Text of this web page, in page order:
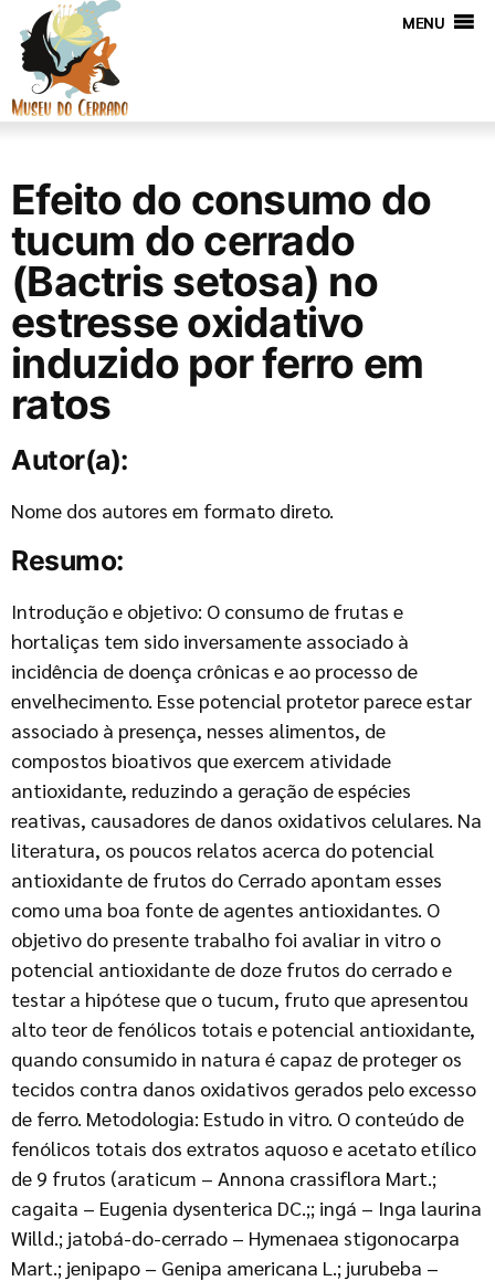
MENU
Efeito do consumo do
tucum do cerrado
(Bactris setosa) no
estresse oxidativo
induzido por ferro em
ratos
Autor(a):
Nome dos autores em formato direto.
Resumo:
Introdução e objetivo: O consumo de frutas e
hortaliças tem sido inversamente associado à
incidência de doença crônicas e ao processo de
envelhecimento. Esse potencial protetor parece estar
associado à presença, nesses alimentos, de
compostos bioativos que exercem atividade
antioxidante, reduzindo a geração de espécies
reativas, causadores de danos oxidativos celulares. Na
literatura, os poucos relatos acerca do potencial
antioxidante de frutos do Cerrado apontam esses
como uma boa fonte de agentes antioxidantes. O
objetivo do presente trabalho foi avaliar in vitro o
potencial antioxidante de doze frutos do cerrado e
testar a hipótese que o tucum, fruto que apresentou
alto teor de fenólicos totais e potencial antioxidante,
quando consumido in natura é capaz de proteger os
tecidos contra danos oxidativos gerados pelo excesso
de ferro. Metodologia: Estudo in vitro. O conteúdo de
fenólicos totais dos extratos aquoso e acetato etílico
de 9 frutos (araticum – Annona crassiflora Mart.;
cagaita – Eugenia dysenterica DC.;; ingá – Inga laurina
Willd.; jatobá-do-cerrado – Hymenaea stigonocarpa
Mart.; jenipapo – Genipa americana L.; jurubeba –